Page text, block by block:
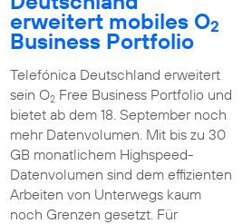
erweitert mobiles O2
Business Portfolio
Telefónica Deutschland erweitert
sein O2Free Business Portfolio und
bietet ab dem 18. September noch
mehr Datenvolumen. Mit bis zu 30
GB monatlichem Highspeed-
Datenvolumen sind dem effizienten
Arbeiten von Unterwegs kaum
noch Grenzen gesetzt. Für